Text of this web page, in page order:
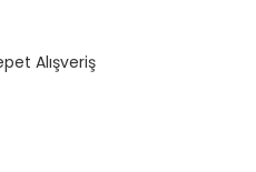
Alışveriş